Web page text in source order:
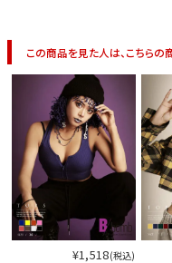
この商品を見た人は、こちらの
¥1,518(税込)